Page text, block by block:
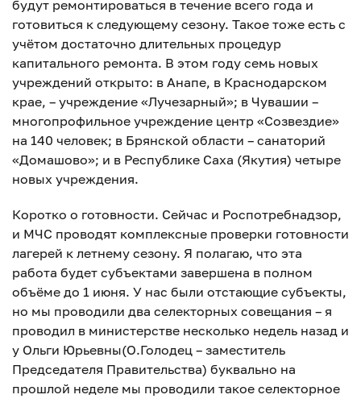
будут ремонтироваться в течение всего года и
готовиться к следующему сезону. Такое тоже есть с
учётом достаточно длительных процедур
капитального ремонта. В этом году семь новых
учреждений открыто: в Анапе, в Краснодарском
крае, – учреждение «Лучезарный»; в Чувашии –
многопрофильное учреждение центр «Созвездие»
на 140 человек; в Брянской области – санаторий
«Домашово»; и в Республике Саха (Якутия) четыре
новых учреждения.
Коротко о готовности. Сейчас и Роспотребнадзор,
и МЧС проводят комплексные проверки готовности
лагерей к летнему сезону. Я полагаю, что эта
работа будет субъектами завершена в полном
объёме до 1 июня. У нас были отстающие субъекты,
но мы проводили два селекторных совещания – я
проводил в министерстве несколько недель назад и
у Ольги Юрьевны(О.Голодец – заместитель
Председателя Правительства) буквально на
прошлой неделе мы проводили такое селекторное